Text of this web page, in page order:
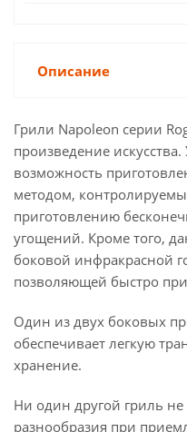
Описание
Грили Napoleon серии
произведение
возможность
методом,
приготовлению
угощений. Кроме того,
боковой инфракрасной
позволяющей быстро
Один из двух боковых
обеспечивает легкую
хранение.
Ни один другой гриль не
разнообразия при